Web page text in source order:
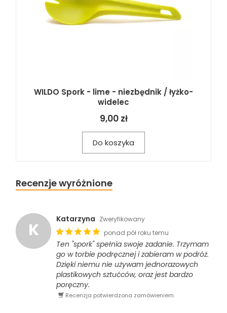
WILDO Spork - lime - niezbędnik / łyżko-
widelec
9,00 zł
Do koszyka
Recenzje wyróżnione
K
Katarzyna Zweryfikowany
ponad pół roku temu
Ten "spork" spełnia swoje zadanie. Trzymam
go w torbie podręcznej i zabieram w podróż.
Dzięki niemu nie używam jednorazowych
plastikowych sztućców, oraz jest bardzo
poręczny.
Recenzja potwierdzona zamówieniem.